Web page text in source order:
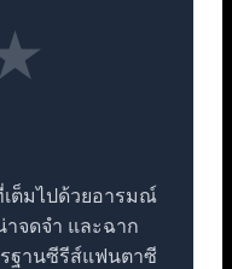
ต็มไปด้วยอารมณ์
จดจำ และฉาก
ฐานซีรีส์แฟนตาซี